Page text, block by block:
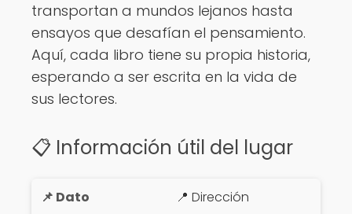
transportan a mundos lejanos hasta
ensayos que desafían el pensamiento.
Aquí, cada libro tiene su propia historia,
esperando a ser escrita en la vida de
sus lectores.
📋 Información útil del lugar
📍 Dirección